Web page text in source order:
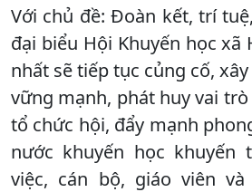
Với chủ đề: Đoàn kết, trí
đại biểu Hội Khuyến học xã
nhất sẽ tiếp tục củng cố,
vững mạnh, phát huy vai
tổ chức hội, đẩy mạnh
nước khuyến học khuyến
việc, cán bộ, giáo viên